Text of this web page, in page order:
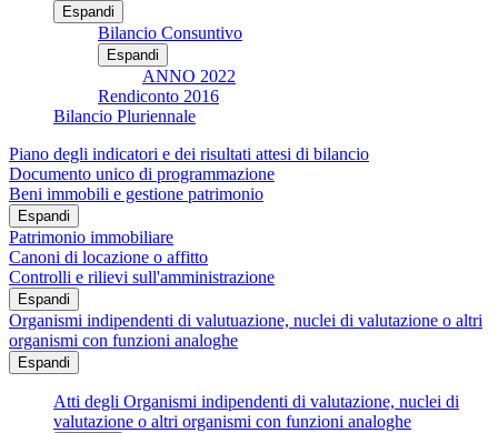
Espandi
Bilancio Consuntivo
Espandi
ANNO 2022
Rendiconto 2016
Bilancio Pluriennale
Piano degli indicatori e dei risultati attesi di bilancio
Documento unico di programmazione
Beni immobili e gestione patrimonio
Espandi
Patrimonio immobiliare
Canoni di locazione o affitto
Controlli e rilievi sull'amministrazione
Espandi
Organismi indipendenti di valutuazione, nuclei di valutazione o altri
organismi con funzioni analoghe
Espandi
Atti degli Organismi indipendenti di valutazione, nuclei di
valutazione o altri organismi con funzioni analoghe